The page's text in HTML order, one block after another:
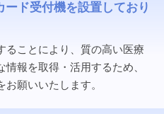
ド受付機を設置しており
ることにより、質の高い医療
報を取得・活用するため、
願いいたします。